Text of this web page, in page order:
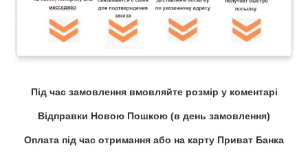
Під час замовлення вмовляйте розмір у коментарі
Відправки Новою Пошкою (в день замовлення)
Оплата під час отримання або на карту Приват Банка